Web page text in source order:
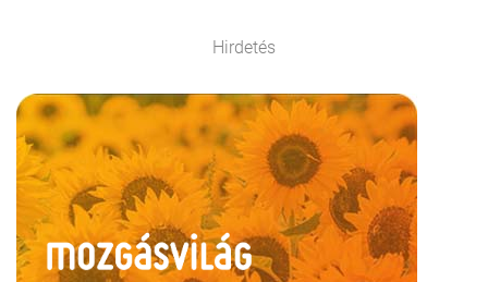
Hirdetés